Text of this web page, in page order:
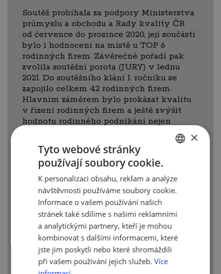
Soutěž probíhala za podpory Ministerstva
průmyslu a obchodu a Rady kvality ČR
od července do prosince 2020, její součástí
bylo i hodnocení na místě u TOP 6
rodinných firem. Závěrečné pořadí pak
zvolila soutěžní porota (JURY) v lednu
2021. Do soutěžního klání 1. ročníku se
zapojilo celkem 42 rodinných firem.
Hlavním záměrem bylo prokázat kvalitu
v řízení rodinných firem a ještě zvýšit
hodnotu rodinného podnikání nejen
Dlouhodobým cílem AMSP ČR pak je
zejména podpora a zviditelnění
vynikajících českých rodinných firem, ale
i jejich důraz na vzdělávání
a profesionalizaci.
Účastníci soutěže získali možnost
otestovat si reálnou kvalitu svého
podnikání na základě standardu metodiky
hodnocení kvality a vitality rodinného
podnikání. Všichni soutěžící bez ohledu
na umístění získali Hodnotící zprávu
zpracovanou odborníky univerzitní
ENGLISH
×
Tyto webové stránky
používají soubory cookie.
K personalizaci obsahu, reklam a analýze
návštěvnosti používáme soubory cookie.
Informace o vašem používání našich
stránek také sdílíme s našimi reklamními
a analytickými partnery, kteří je mohou
kombinovat s dalšími informacemi, které
jste jim poskytli nebo které shromáždili
při vašem používání jejich služeb. Více